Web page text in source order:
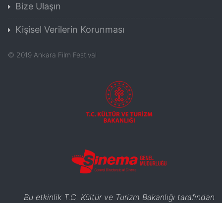
Bize Ulaşın
Kişisel Verilerin Korunması
© 2019 Ankara Film Festival
Bu etkinlik T.C. Kültür ve Turizm Bakanlığı tarafından